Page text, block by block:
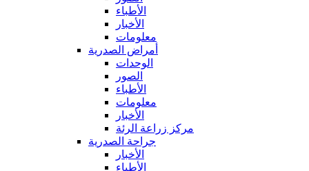
الأطباء
الأخبار
معلومات
أمراض الصدرية
الوحدات
الصور
الأطباء
معلومات
الأخبار
مركز زراعة الرئة
جراحة الصدرية
الأخبار
الأطباء